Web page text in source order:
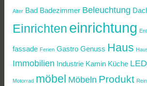
Alter Bad Badezimmer Beleuchtung
Einrichten einrichtung
fassade Ferien Gastro Genuss Haus
Immobilien Industrie Kamin Küche LED
Motorrad möbel Möbeln Produkt